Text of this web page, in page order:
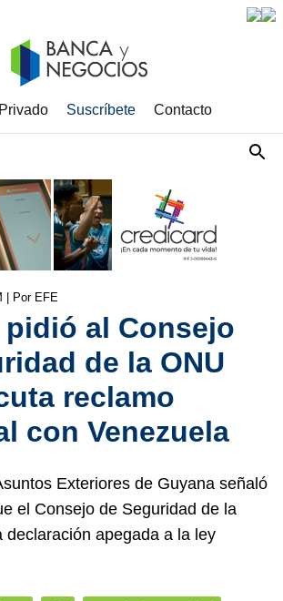
Suscríbete Contacto
| Por EFE
pidió al Consejo
de la ONU
reclamo
con Venezuela
Exteriores de Guyana señaló
el Consejo de Seguridad de la
declaración apegada a la ley